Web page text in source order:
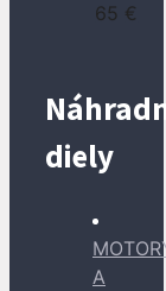
65 €
Náhradné
diely
A